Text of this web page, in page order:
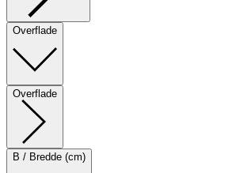
Overflade
Overflade
B / Bredde (cm)